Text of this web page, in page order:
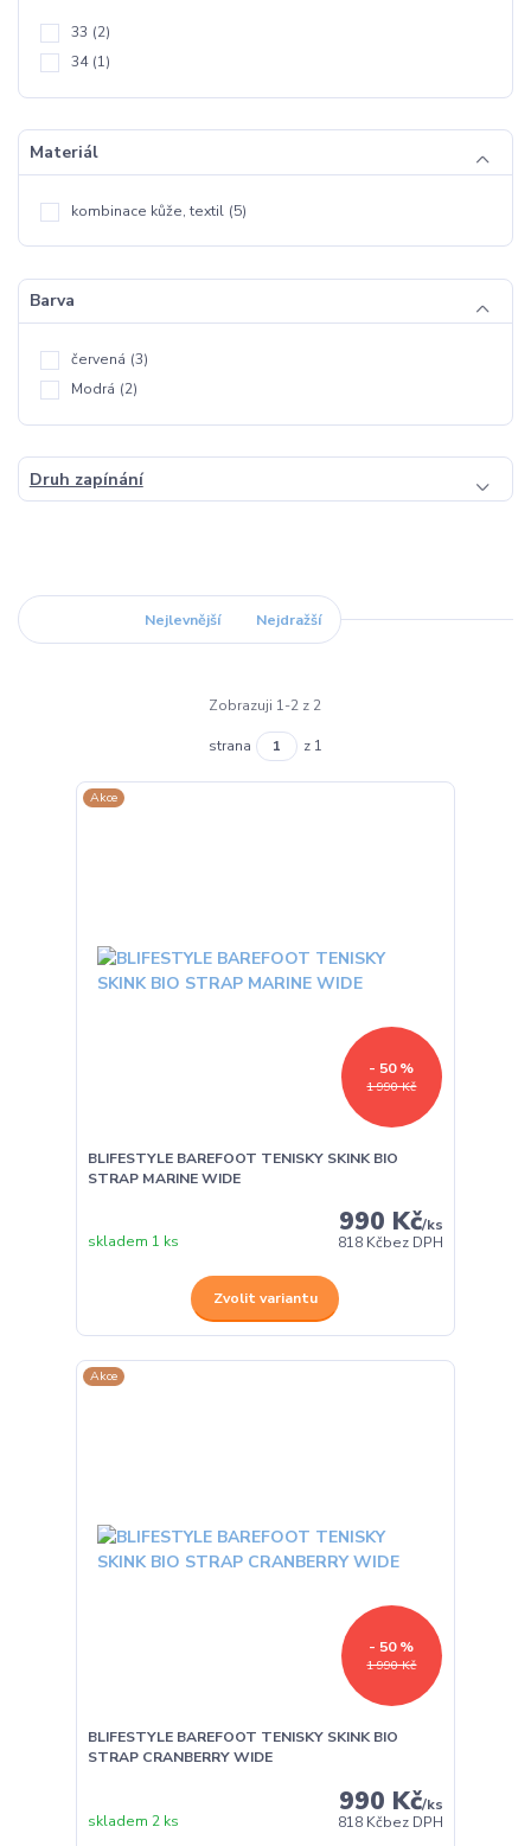
33 (2)
34 (1)
Materiál
kombinace kůže, textil (5)
Barva
červená (3)
Modrá (2)
Druh zapínání
Nejlevnější Nejdražší
Zobrazuji 1-2 z 2
strana z 1
Akce
1 990 Kč
- 50 %
BLIFESTYLE BAREFOOT TENISKY SKINK BIO
STRAP MARINE WIDE
990 Kč/ks
818 Kčbez DPH
skladem 1 ks
Zvolit variantu
Akce
1 990 Kč
- 50 %
BLIFESTYLE BAREFOOT TENISKY SKINK BIO
STRAP CRANBERRY WIDE
990 Kč/ks
818 Kčbez DPH
skladem 2 ks